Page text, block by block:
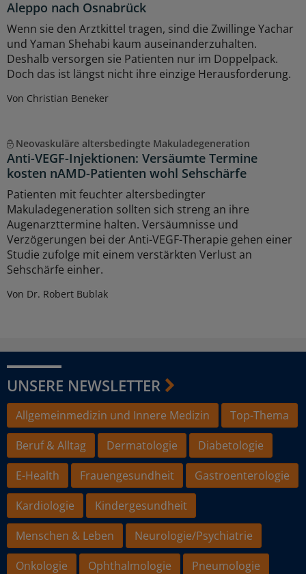
Aleppo nach Osnabrück
Wenn sie den Arztkittel tragen, sind die Zwillinge Yachar
und Yaman Shehabi kaum auseinanderzuhalten.
Deshalb versorgen sie Patienten nur im Doppelpack.
Doch das ist längst nicht ihre einzige Herausforderung.
Von Christian Beneker
Neovaskuläre altersbedingte Makuladegeneration
Anti-VEGF-Injektionen: Versäumte Termine
kosten nAMD-Patienten wohl Sehschärfe
Patienten mit feuchter altersbedingter
Makuladegeneration sollten sich streng an ihre
Augenarzttermine halten. Versäumnisse und
Verzögerungen bei der Anti-VEGF-Therapie gehen einer
Studie zufolge mit einem verstärkten Verlust an
Sehschärfe einher.
Von Dr. Robert Bublak
UNSERE NEWSLETTER
Allgemeinmedizin und Innere Medizin
Top-Thema
Beruf & Alltag
Dermatologie
Diabetologie
E-Health
Frauengesundheit
Gastroenterologie
Kardiologie
Kindergesundheit
Menschen & Leben
Neurologie/Psychiatrie
Onkologie
Ophthalmologie
Pneumologie